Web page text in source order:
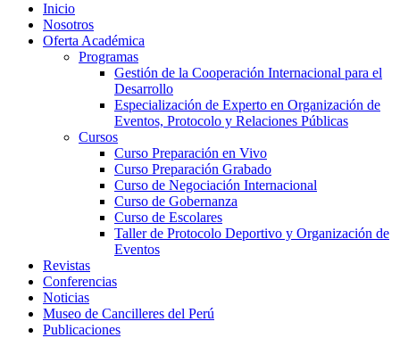
Inicio
Nosotros
Oferta Académica
Programas
Gestión de la Cooperación Internacional para el
Desarrollo
Especialización de Experto en Organización de
Eventos, Protocolo y Relaciones Públicas
Cursos
Curso Preparación en Vivo
Curso Preparación Grabado
Curso de Negociación Internacional
Curso de Gobernanza
Curso de Escolares
Taller de Protocolo Deportivo y Organización de
Eventos
Revistas
Conferencias
Noticias
Museo de Cancilleres del Perú
Publicaciones